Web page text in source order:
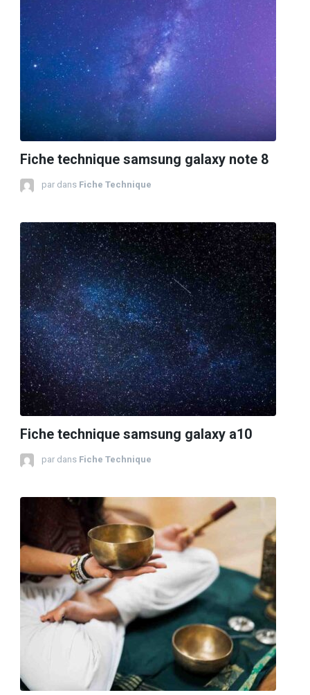
Fiche technique samsung galaxy note 8
par dans Fiche Technique
Fiche technique samsung galaxy a10
par dans Fiche Technique